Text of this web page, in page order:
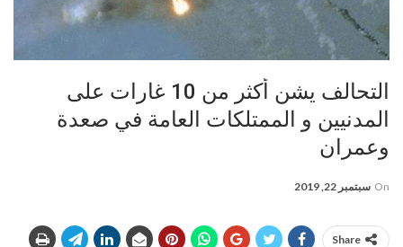
التحالف يشن أكثر من 10 غارات على
المدنيين و الممتلكات العامة في صعدة
وعمران
On سبتمبر 22, 2019
Share